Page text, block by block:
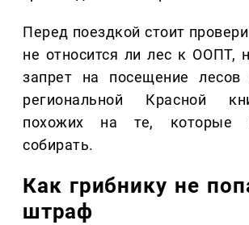
Перед поездкой стоит
не относится ли лес к ООПТ,
запрет на посещение
региональной Красной
похожих на те, которые
собирать.
Как грибнику не
штраф